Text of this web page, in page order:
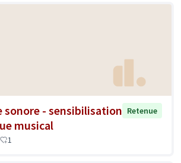
sonore - sensibilisation
musical
Retenue
1